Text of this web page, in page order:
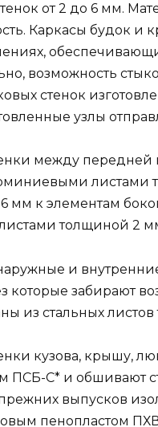
от 2 до 6 мм.
Каркасы будок и
возможность
стенок
узлы
между
листами
мм к элементам
толщиной 2
и
которые забирают
из стальных
кузова, крышу,
ПСБ-С* и обшивают
прежних выпусков
пенопластом